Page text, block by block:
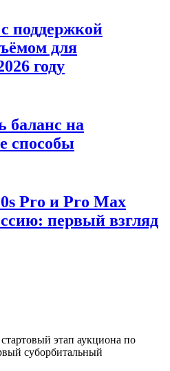
поддержкой
для
году
баланс на
способы
Pro и Pro Max
первый взгляд
этап аукциона по
суборбитальный